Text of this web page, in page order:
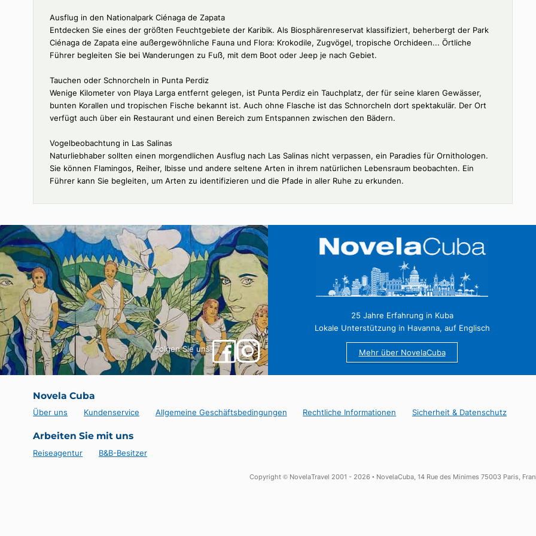
Was zu tun ist
Ciénaga de Zapata eine außergewöhnliche Fauna und Flora: Krokodile, Zugvögel, tropische Orchideen... Örtliche
Führer begleiten Sie bei Wanderungen zu Fuß, mit dem Boot oder Jeep je nach Gebiet.
Tauchen oder Schnorcheln in Punta Perdiz
Wenige Kilometer von Playa Larga entfernt gelegen, ist Punta Perdiz ein Tauchplatz, der für seine klaren Gewässer,
bunten Korallen und tropischen Fische bekannt ist. Auch ohne Flasche ist das Schnorcheln dort spektakulär. Der
verfügt auch über ein Restaurant und einen Bereich zum Entspannen zwischen den Bädern.
Vogelbeobachtung in Las Salinas
Naturliebhaber sollten einen morgendlichen Ausflug nach Las Salinas nicht verpassen, ein Paradies für
Sie können Flamingos, Reiher, Ibisse und andere seltene Arten in ihrem natürlichen Lebensraum beobachten. Ein